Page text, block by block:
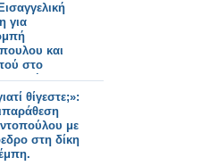
για
και
στο
θίγεστε;»:
με
στη δίκη